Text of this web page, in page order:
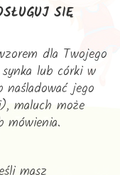
SIĘ
dla Twojego
lub córki w
naśladować jego
maluch może
mówienia.